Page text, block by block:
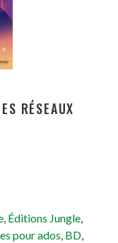
RÉSEAUX
, Éditions Jungle,
pour ados, BD,